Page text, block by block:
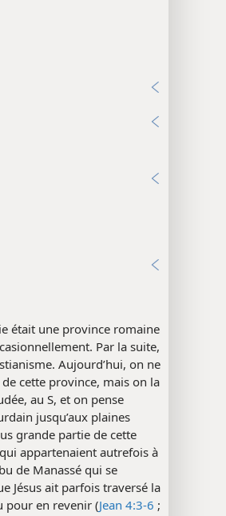
était une province romaine
Par la suite,
Aujourd’hui, on ne
cette province, mais on la
au S, et on pense
jusqu’aux plaines
grande partie de cette
appartenaient autrefois à
de Manassé qui se
Jésus ait parfois traversé la
pour en revenir (Jean 4:3-6 ;